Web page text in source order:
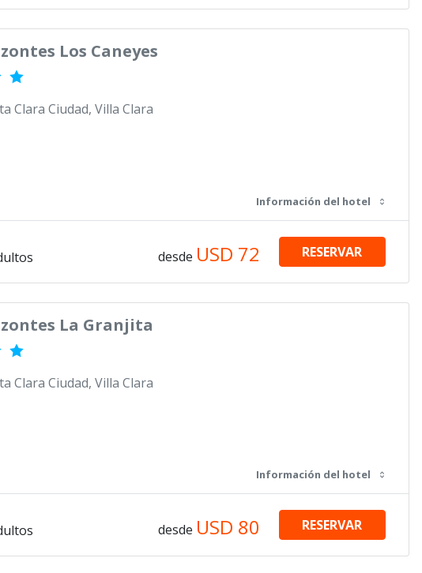
Los Caneyes
Clara Ciudad, Villa Clara
Información del hotel
desde USD 72 RESERVAR
La Granjita
Clara Ciudad, Villa Clara
Información del hotel
desde USD 80 RESERVAR